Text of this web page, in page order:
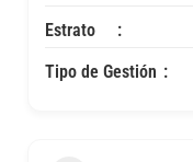
Estrato
Tipo de Gestión